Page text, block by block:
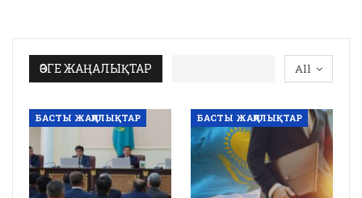
All
ӨЗГЕ ЖАҢАЛЫҚТАР
БАСТЫ ЖАҢАЛЫҚТАР БАСТЫ ЖАҢАЛЫҚТАР